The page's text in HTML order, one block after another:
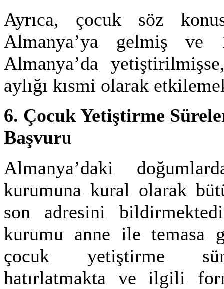
Ayrıca, çocuk söz
Almanya’ya gelmiş ve
Almanya’da
aylığı kısmi olarak
6. Çocuk Yetiştirme
Başvuru
Almanya’daki
kurumuna kural olarak
son adresini
kurumu anne ile temasa
çocuk yetiştirme
hatırlatmakta ve ilgili